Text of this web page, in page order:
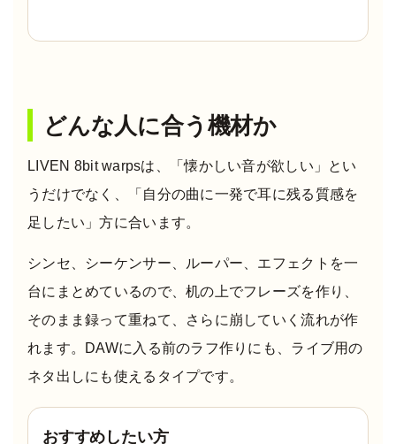
どんな人に合う機材か
LIVEN 8bit warpsは、「懐かしい音が欲しい」とい
うだけでなく、「自分の曲に一発で耳に残る質感を
足したい」方に合います。
シンセ、シーケンサー、ルーパー、エフェクトを一
台にまとめているので、机の上でフレーズを作り、
そのまま録って重ねて、さらに崩していく流れが作
れます。DAWに入る前のラフ作りにも、ライブ用の
ネタ出しにも使えるタイプです。
おすすめしたい方